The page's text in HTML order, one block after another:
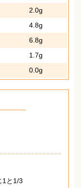
2.0g
4.8g
6.8g
1.7g
0.0g
1と1/3